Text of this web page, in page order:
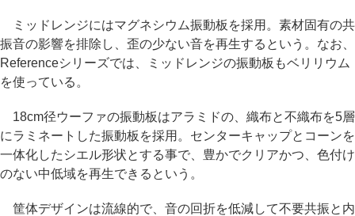
ミッドレンジにはマグネシウム振動板を採用。素材固有の共
振音の影響を排除し、歪の少ない音を再生するという。なお、
Referenceシリーズでは、ミッドレンジの振動板もベリリウム
を使っている。
18cm径ウーファの振動板はアラミドの、織布と不織布を5層
にラミネートした振動板を採用。センターキャップとコーンを
一体化したシエル形状とする事で、豊かでクリアかつ、色付け
のない中低域を再生できるという。
筐体デザインは流線的で、音の回折を低減して不要共振と内